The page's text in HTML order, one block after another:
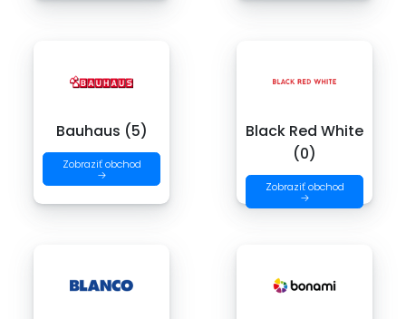
Bauhaus (5)
Zobraziť obchod
→
Black Red White
(0)
Zobraziť obchod
→